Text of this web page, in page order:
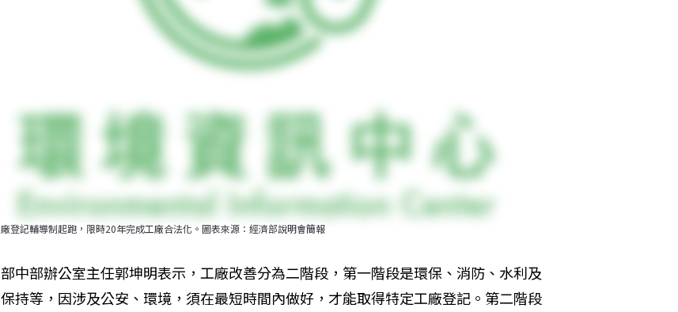
登記輔導制起跑，限時20年完成工廠合法化。圖表來源：經濟部說明會簡報
中部辦公室主任郭坤明表示，工廠改善分為二階段，第一階段是環保、消防、水利及
持等，因涉及公安、環境，須在最短時間內做好，才能取得特定工廠登記。第二階段